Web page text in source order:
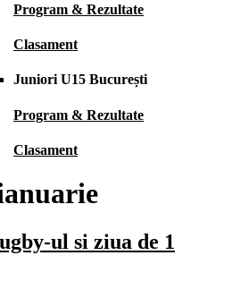
Program & Rezultate
Clasament
Juniori U15 București
Program & Rezultate
Clasament
ul si ziua de 1